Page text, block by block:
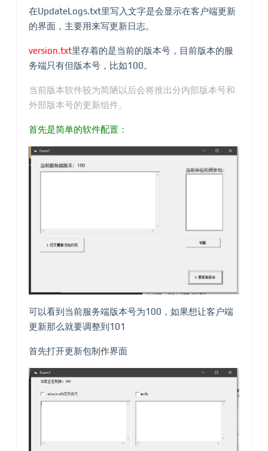
在UpdateLogs.txt里写入文字是会显示在客户端更新
的界面，主要用来写更新日志。
version.txt里存着的是当前的版本号，目前版本的服
务端只有但版本号，比如100。
当前版本软件较为简陋以后会将推出分内部版本号和
外部版本号的更新组件。
首先是简单的软件配置：
可以看到当前服务端版本号为100，如果想让客户端
更新那么就要调整到101
首先打开更新包制作界面